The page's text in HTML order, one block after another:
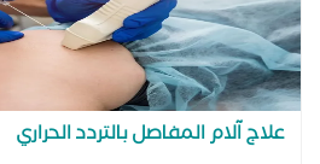
علاج آلام المفاصل بالتردد الحراري